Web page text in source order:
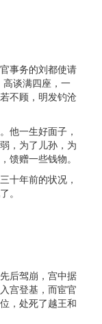
事务的刘都使请
高谈满四座，一
不顾，明发钓沧
一生好面子，
，为了儿孙，为
馈赠一些钱物。
年前的状况，
。
后驾崩，宫中据
宫登基，而宦官
，处死了越王和